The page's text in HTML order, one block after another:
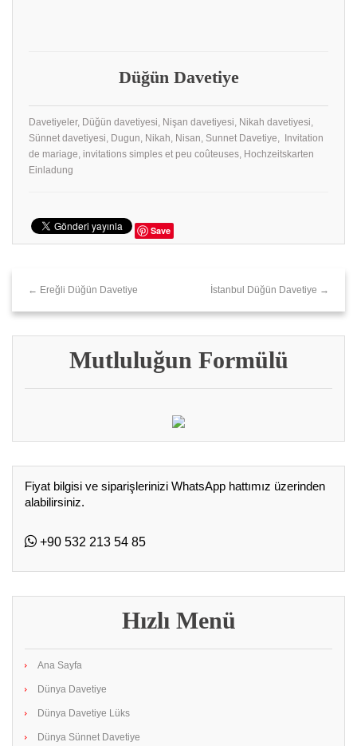
Düğün Davetiye
Davetiyeler, Düğün davetiyesi, Nişan davetiyesi, Nikah davetiyesi,
Sünnet davetiyesi, Dugun, Nikah, Nisan, Sunnet Davetiye, Invitation
de mariage, invitations simples et peu coûteuses, Hochzeitskarten
Einladung
Save
← Ereğli Düğün Davetiye İstanbul Düğün Davetiye →
Mutluluğun Formülü
Fiyat bilgisi ve siparişlerinizi WhatsApp hattımız üzerinden
alabilirsiniz.
+90 532 213 54 85
Hızlı Menü
Ana Sayfa
Dünya Davetiye
Dünya Davetiye Lüks
Dünya Sünnet Davetiye